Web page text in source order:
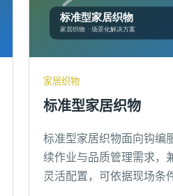
家居织物
标准型家居织物
标准型家居织物面向钩编
续作业与品质管理需求，
灵活配置，可依据现场条